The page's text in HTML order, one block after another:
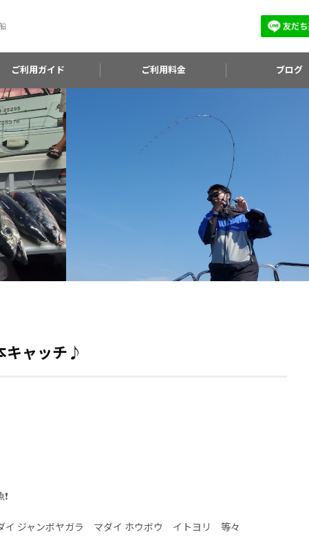
ご利用ガイド ご利用料金 ブログ
キャッチ♪
イ ジャンボヤガラ マダイ ホウボウ イトヨリ 等々